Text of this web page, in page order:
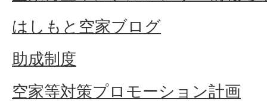
はしもと空家ブログ
助成制度
空家等対策プロモーション計画